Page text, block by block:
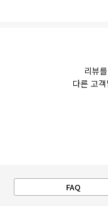
리뷰
다른 고
FAQ